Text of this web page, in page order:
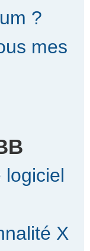
?
mes
logiciel
X